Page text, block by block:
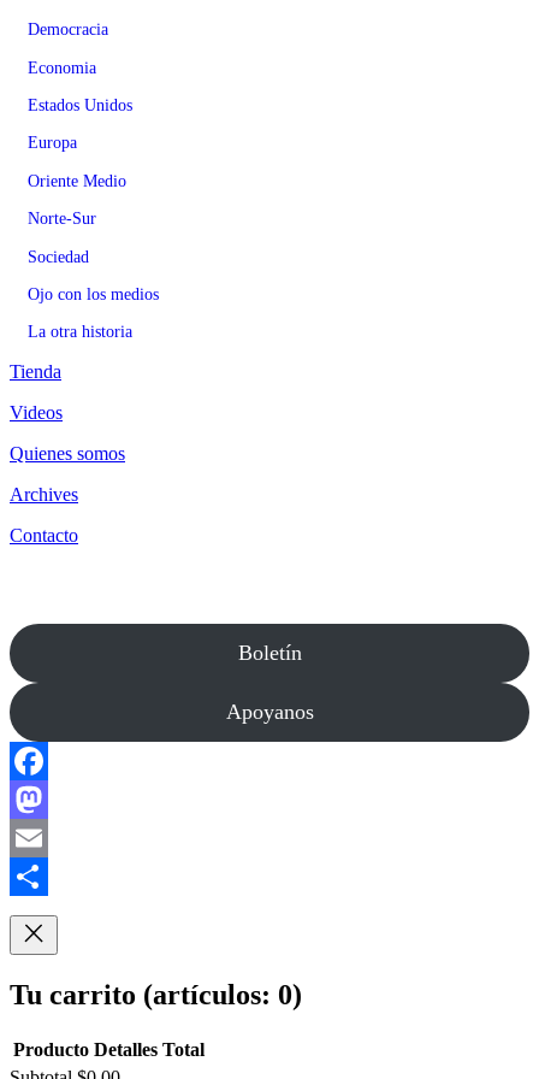
Democracia
Economia
Estados Unidos
Europa
Oriente Medio
Norte-Sur
Sociedad
Ojo con los medios
La otra historia
Tienda
Videos
Quienes somos
Archives
Contacto
Boletín
Apoyanos
Facebook
Mastodon
Email
Compartir
Tu carrito (artículos: 0)
Producto Detalles Total